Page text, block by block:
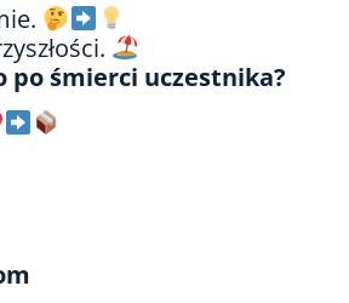
po śmierci uczestnika?